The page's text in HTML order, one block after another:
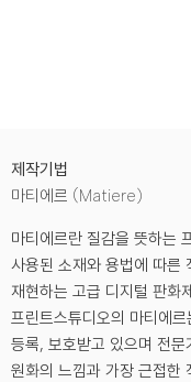
제작기법
마티에르 (Matiere)
마티에르란 질감을 뜻하는
사용된 소재와 용법에 따른
재현하는 고급 디지털 판화
프린트스튜디오의 마티에
등록, 보호받고 있으며 전
원화의 느낌과 가장 근접한